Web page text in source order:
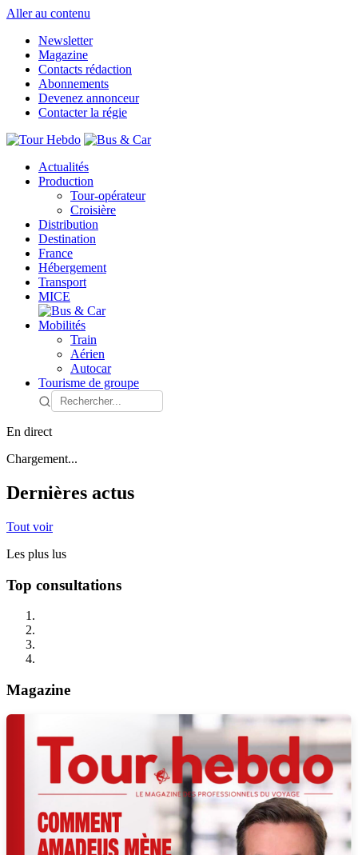
Aller au contenu
Newsletter
Magazine
Contacts rédaction
Abonnements
Devenez annonceur
Contacter la régie
Actualités
Production
Tour-opérateur
Croisière
Distribution
Destination
France
Hébergement
Transport
MICE
Mobilités
Train
Aérien
Autocar
Tourisme de groupe
En direct
Chargement...
Dernières actus
Tout voir
Les plus lus
Top consultations
Magazine